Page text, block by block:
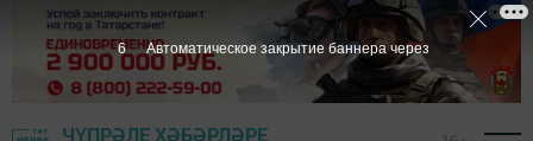
ЧҮПРӘЛЕ ХӘБӘРЛӘРЕ
5 Автоматическое закрытие баннера через